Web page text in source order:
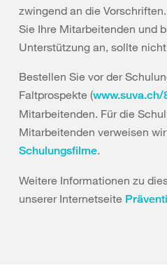
zwingend an die
Sie Ihre Mitarbeitenden und
Unterstützung an, sollte
Bestellen Sie vor der
Faltprospekte (www.suva.ch/
Mitarbeitenden. Für die
Mitarbeitenden verweisen
Schulungsfilme.
Weitere Informationen zu
unserer Internetseite